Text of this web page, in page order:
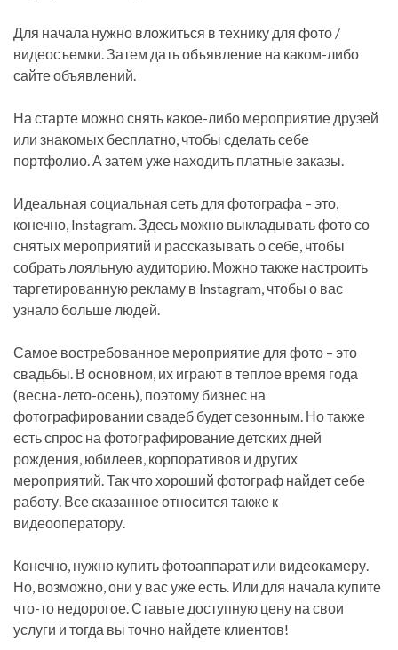
Для начала нужно вложиться в технику для фото /
видеосъемки. Затем дать объявление на каком-либо
сайте объявлений.
На старте можно снять какое-либо мероприятие друзей
или знакомых бесплатно, чтобы сделать себе
портфолио. А затем уже находить платные заказы.
Идеальная социальная сеть для фотографа – это,
конечно, Instagram. Здесь можно выкладывать фото со
снятых мероприятий и рассказывать о себе, чтобы
собрать лояльную аудиторию. Можно также настроить
таргетированную рекламу в Instagram, чтобы о вас
узнало больше людей.
Самое востребованное мероприятие для фото – это
свадьбы. В основном, их играют в теплое время года
(весна-лето-осень), поэтому бизнес на
фотографировании свадеб будет сезонным. Но также
есть спрос на фотографирование детских дней
рождения, юбилеев, корпоративов и других
мероприятий. Так что хороший фотограф найдет себе
работу. Все сказанное относится также к
видеооператору.
Конечно, нужно купить фотоаппарат или видеокамеру.
Но, возможно, они у вас уже есть. Или для начала купите
что-то недорогое. Ставьте доступную цену на свои
услуги и тогда вы точно найдете клиентов!